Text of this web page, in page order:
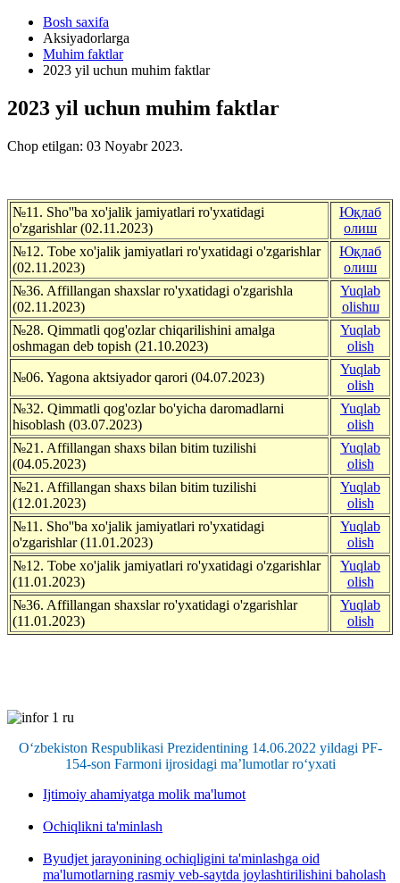
Bosh saxifa
Aksiyadorlarga
Muhim faktlar
2023 yil uchun muhim faktlar
2023 yil uchun muhim faktlar
Chop etilgan: 03 Noyabr 2023.
№11. Sho''ba xo'jalik jamiyatlari ro'yxatidagi
o'zgarishlar (02.11.2023)
Юқлаб
олиш
№12. Tobe xo'jalik jamiyatlari ro'yxatidagi o'zgarishlar
(02.11.2023)
Юқлаб
олиш
№36. Affillangan shaxslar ro'yxatidagi o'zgarishla
(02.11.2023)
Yuqlab
olishш
№28. Qimmatli qog'ozlar chiqarilishini amalga
oshmagan deb topish (21.10.2023)
Yuqlab
olish
№06. Yagona aktsiyador qarori (04.07.2023)
Yuqlab
olish
№32. Qimmatli qog'ozlar bo'yicha daromadlarni
hisoblash (03.07.2023)
Yuqlab
olish
№21. Affillangan shaxs bilan bitim tuzilishi
(04.05.2023)
Yuqlab
olish
№21. Affillangan shaxs bilan bitim tuzilishi
(12.01.2023)
Yuqlab
olish
№11. Sho''ba xo'jalik jamiyatlari ro'yxatidagi
o'zgarishlar (11.01.2023)
Yuqlab
olish
№12. Tobe xo'jalik jamiyatlari ro'yxatidagi o'zgarishlar
(11.01.2023)
Yuqlab
olish
№36. Affillangan shaxslar ro'yxatidagi o'zgarishlar
(11.01.2023)
Yuqlab
olish
O‘zbekiston Respublikasi Prezidentining 14.06.2022 yildagi PF-
154-son Farmoni ijrosidagi ma’lumotlar ro‘yxati
Ijtimoiy ahamiyatga molik ma'lumot
Ochiqlikni ta'minlash
Byudjet jarayonining ochiqligini ta'minlashga oid
ma'lumotlarning rasmiy veb-saytda joylashtirilishini baholash